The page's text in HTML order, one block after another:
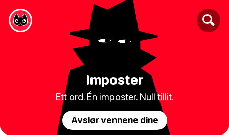
Imposter
Ett ord. Én imposter. Null tillit.
Avslør vennene dine